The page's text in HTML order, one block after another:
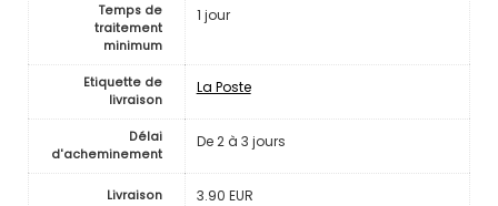
Temps de
traitement
minimum
1 jour
Etiquette de
livraison
La Poste
Délai
d'acheminement
De 2 à 3 jours
Livraison 3.90 EUR